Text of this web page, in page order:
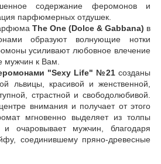
содержание феромонов и
парфюмерных отдушек.
The One (Dolce & Gabbana) в
образуют волнующие нотки
усиливают любовное влечение
мужчин к Вам.
"Sexy Life" №21 созданы
львицы, красивой и женственной,
страстной и свободолюбивой.
внимания и получает от этого
мгновенно выделяет из толпы
и очаровывает мужчин, благодаря
соединившему пряно-древесные